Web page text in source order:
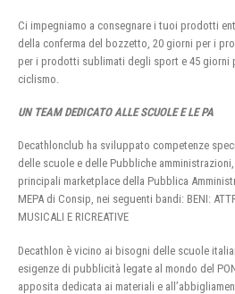
Ci impegniamo a consegnare i tuoi prodotti
della conferma del bozzetto, 20 giorni per i
per i prodotti sublimati degli sport e 45 giorni
ciclismo.
UN TEAM DEDICATO ALLE SCUOLE E LE PA
Decathlonclub ha sviluppato competenze
delle scuole e delle Pubbliche
principali marketplace della Pubblica
MEPA di Consip, nei seguenti bandi: BENI:
MUSICALI E RICREATIVE
Decathlon è vicino ai bisogni delle scuole
esigenze di pubblicità legate al mondo del
apposita dedicata ai materiali e